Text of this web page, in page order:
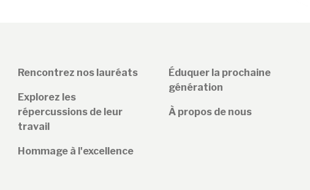
Rencontrez nos lauréats
Explorez les
répercussions de leur
travail
Hommage à l'excellence
Éduquer la prochaine
génération
À propos de nous